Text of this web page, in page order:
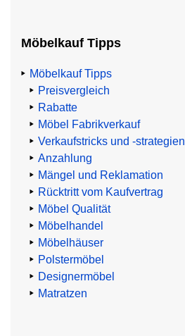
Möbelkauf Tipps
Möbelkauf Tipps
Preisvergleich
Rabatte
Möbel Fabrikverkauf
Verkaufstricks und -strategien
Anzahlung
Mängel und Reklamation
Rücktritt vom Kaufvertrag
Möbel Qualität
Möbelhandel
Möbelhäuser
Polstermöbel
Designermöbel
Matratzen